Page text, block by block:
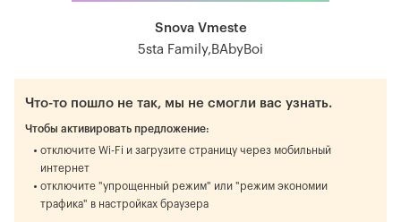
Snova Vmeste
5sta Family,BAbyBoi
Что-то пошло не так, мы не смогли вас узнать.
Чтобы активировать предложение:
отключите Wi-Fi и загрузите страницу через мобильный
интернет
отключите "упрощенный режим" или "режим экономии
трафика" в настройках браузера